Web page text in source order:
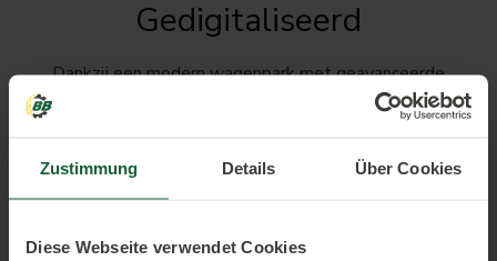
Zustimmung Details Über Cookies
Diese Webseite verwendet Cookies
Gedigitaliseerd
Dankzij een modern wagenpark met geavanceerde
technologie en gegevensregistratie kunnen we onze
processtappen duidelijk en gedetailleerd volgen.